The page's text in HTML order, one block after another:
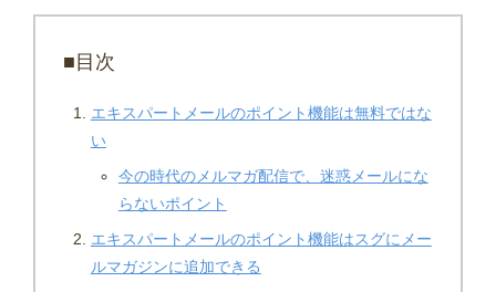
■目次
エキスパートメールのポイント機能は無料ではな
い
今の時代のメルマガ配信で、迷惑メールにな
らないポイント
エキスパートメールのポイント機能はスグにメー
ルマガジンに追加できる